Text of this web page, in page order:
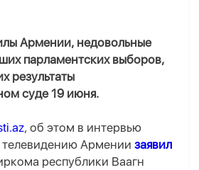
Армении, недовольные
парламентских выборов,
результаты
суде 19 июня.
, об этом в интервью
Армении заявил
республики Ваагн